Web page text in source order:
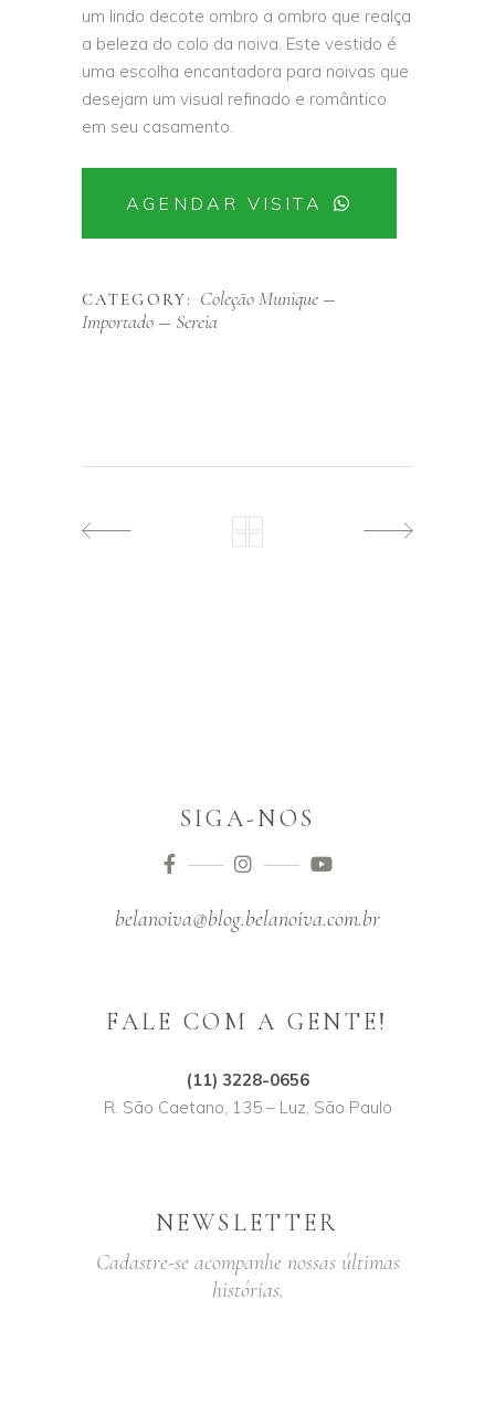
um lindo decote ombro a ombro que realça
a beleza do colo da noiva. Este vestido é
uma escolha encantadora para noivas que
desejam um visual refinado e romântico
em seu casamento.
AGENDAR VISITA
CATEGORY:
Coleção Munique
Importado
Sereia
SIGA-NOS
belanoiva@blog.belanoiva.com.br
FALE COM A GENTE!
(11) 3228-0656
R. São Caetano, 135 – Luz, São Paulo
NEWSLETTER
Cadastre-se acompanhe nossas últimas
histórias.